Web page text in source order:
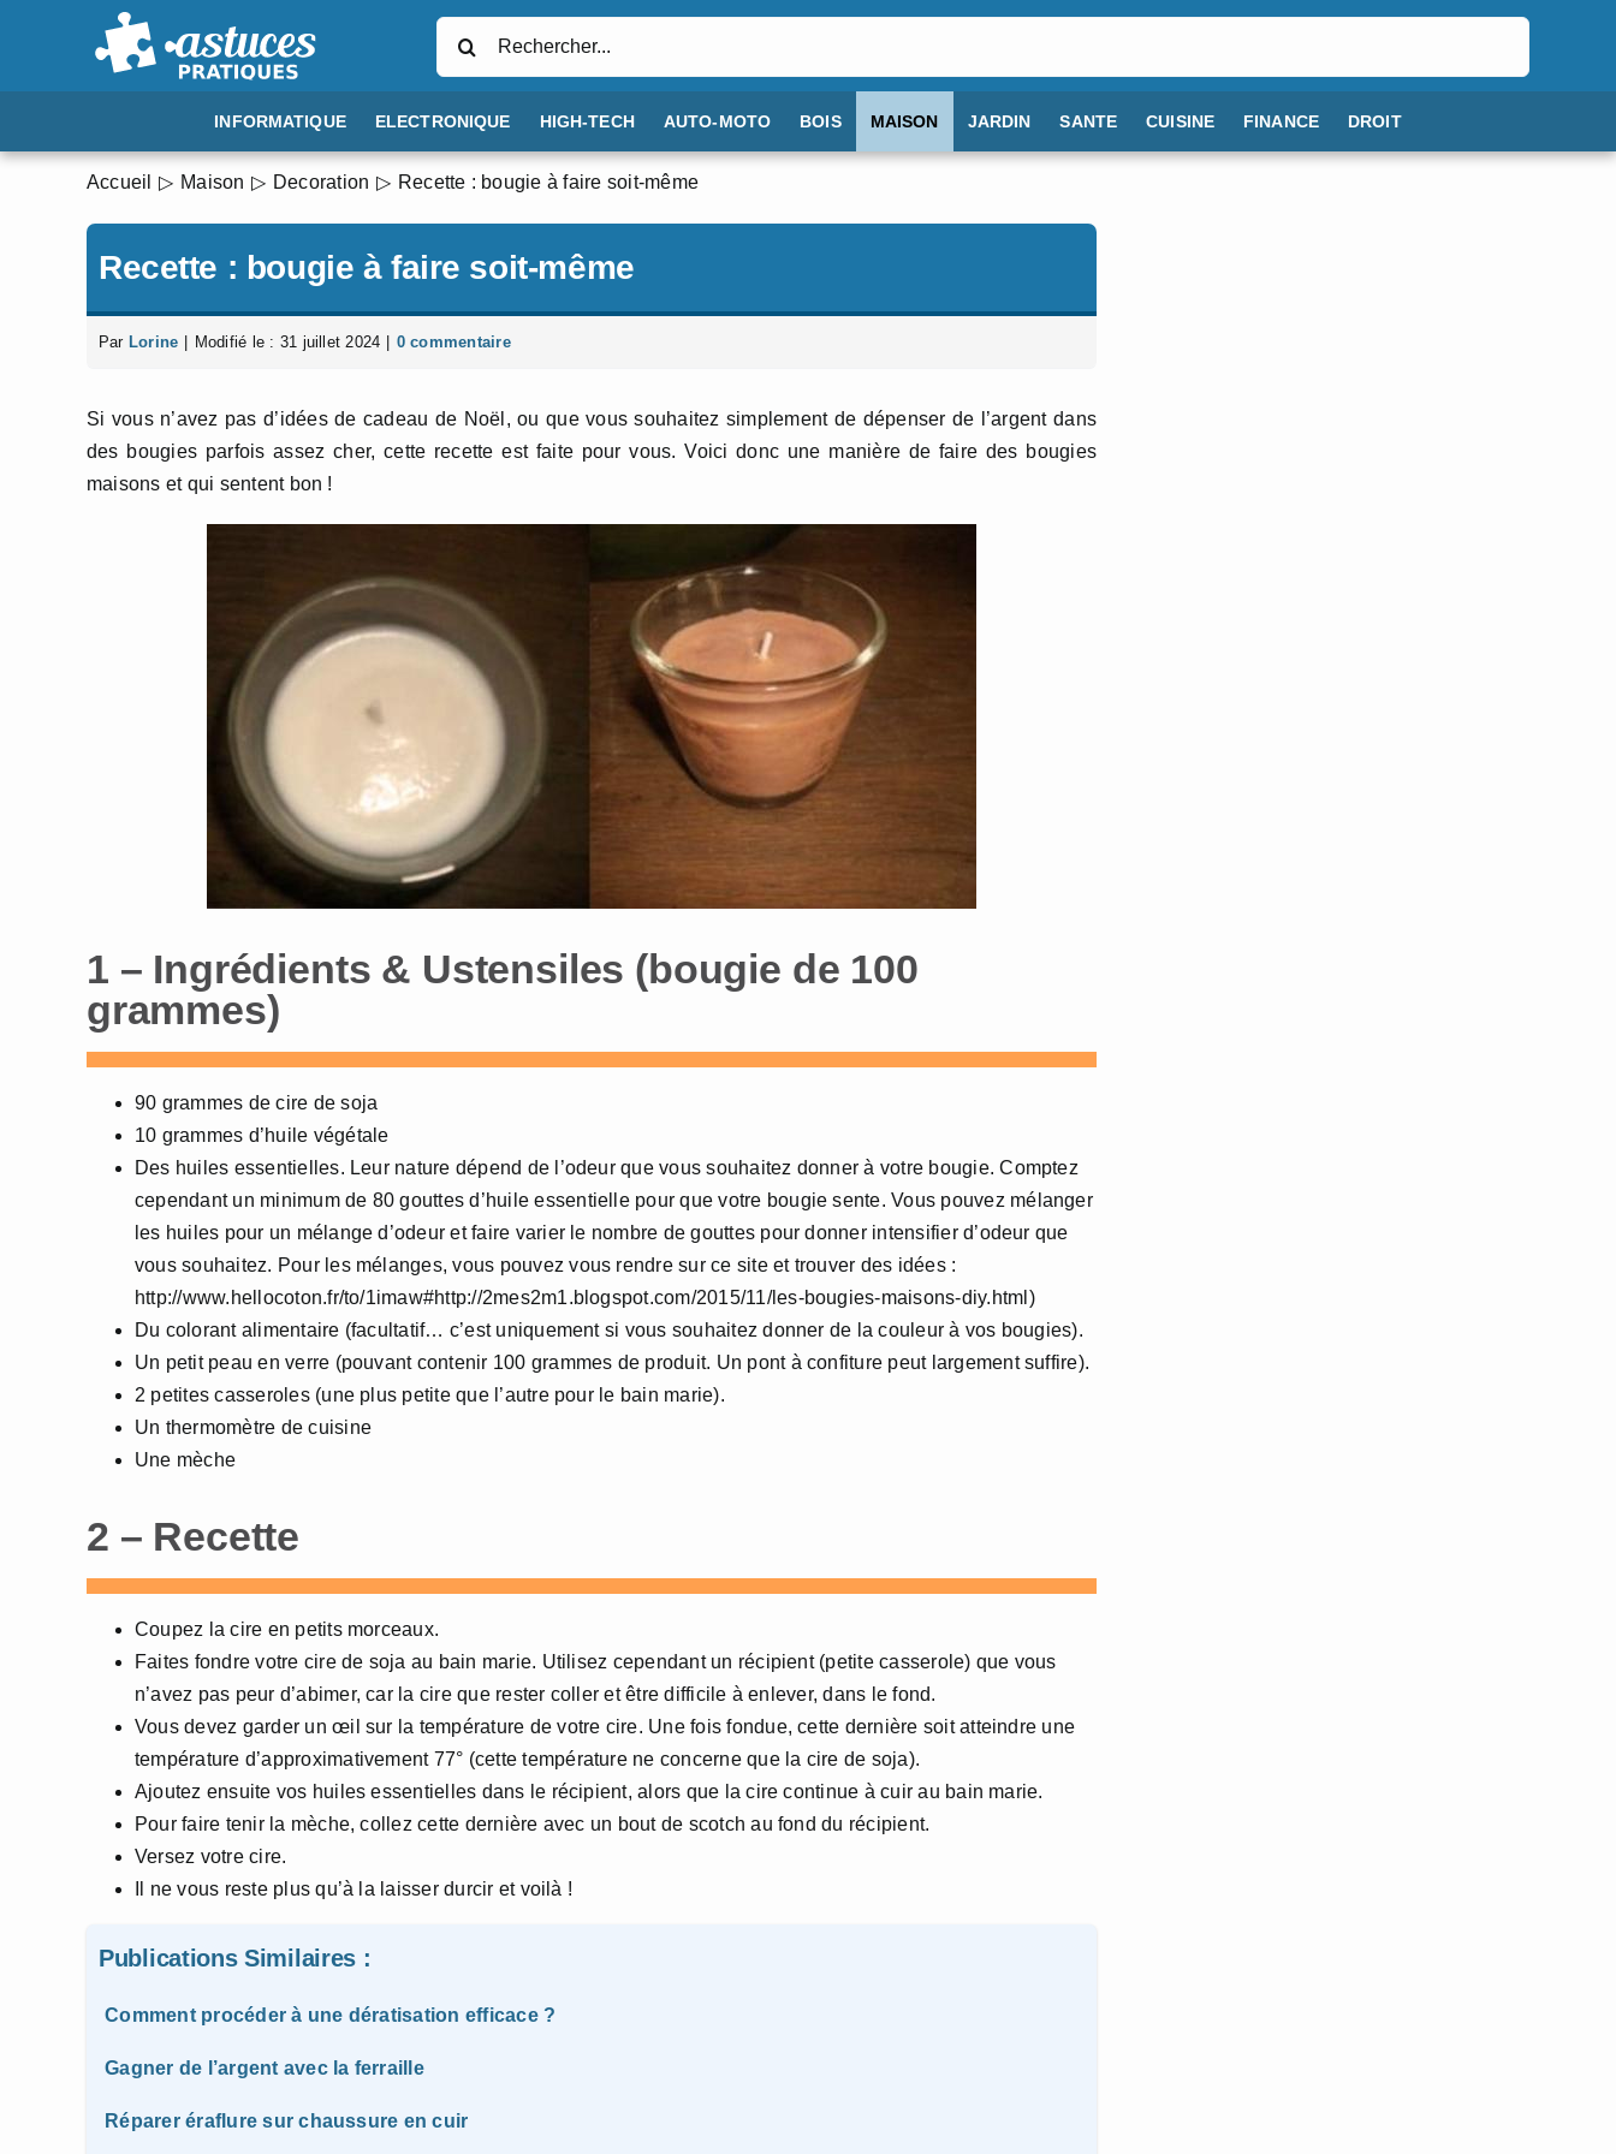
INFORMATIQUE ELECTRONIQUE HIGH-TECH AUTO-MOTO BOIS MAISON JARDIN SANTE CUISINE FINANCE DROIT
Accueil Maison Decoration Recette : bougie à faire soit-même
Recette : bougie à faire soit-même
Par Lorine Modifié le : 31 juillet 2024 0 commentaire
Si vous n’avez pas d’idées de cadeau de Noël, ou que vous souhaitez simplement de dépenser de l’argent dans
des bougies parfois assez cher, cette recette est faite pour vous. Voici donc une manière de faire des bougies
maisons et qui sentent bon !
1 – Ingrédients & Ustensiles (bougie de 100
grammes)
90 grammes de cire de soja
10 grammes d’huile végétale
Des huiles essentielles. Leur nature dépend de l’odeur que vous souhaitez donner à votre bougie. Comptez
cependant un minimum de 80 gouttes d’huile essentielle pour que votre bougie sente. Vous pouvez mélanger
les huiles pour un mélange d’odeur et faire varier le nombre de gouttes pour donner intensifier d’odeur que
vous souhaitez. Pour les mélanges, vous pouvez vous rendre sur ce site et trouver des idées :
http://www.hellocoton.fr/to/1imaw#http://2mes2m1.blogspot.com/2015/11/les-bougies-maisons-diy.html)
Du colorant alimentaire (facultatif… c’est uniquement si vous souhaitez donner de la couleur à vos bougies).
Un petit peau en verre (pouvant contenir 100 grammes de produit. Un pont à confiture peut largement suffire).
2 petites casseroles (une plus petite que l’autre pour le bain marie).
Un thermomètre de cuisine
Une mèche
2 – Recette
Coupez la cire en petits morceaux.
Faites fondre votre cire de soja au bain marie. Utilisez cependant un récipient (petite casserole) que vous
n’avez pas peur d’abimer, car la cire que rester coller et être difficile à enlever, dans le fond.
Vous devez garder un œil sur la température de votre cire. Une fois fondue, cette dernière soit atteindre une
température d’approximativement 77° (cette température ne concerne que la cire de soja).
Ajoutez ensuite vos huiles essentielles dans le récipient, alors que la cire continue à cuir au bain marie.
Pour faire tenir la mèche, collez cette dernière avec un bout de scotch au fond du récipient.
Versez votre cire.
Il ne vous reste plus qu’à la laisser durcir et voilà !
Publications Similaires :
Comment procéder à une dératisation efficace ?
Gagner de l’argent avec la ferraille
Réparer éraflure sur chaussure en cuir